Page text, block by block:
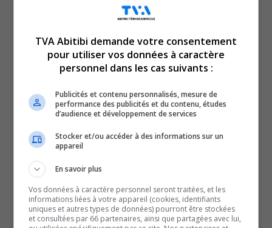
centimètres inclusivement pourront désormais être
la pêche, mais aussi l’abondance des géniteurs et des
jeunes dorés, explique le porte-parole de la direction
Bélanger.
Une nouvelle qui est bien accueillie par l’Association de
chasse et pêche de Val-d’Or.
Selon le président, Jacques Cormier, remettre les plus
gros spécimens à l’eau fait déjà partie intégrante de la
culture de la pêche sportive.
Une nouvelle réglementation qui ne découragerait
donc pas les amateurs de jeter leur ligne à l’eau.
TVA Abitibi demande votre consentement
pour utiliser vos données à caractère
personnel dans les cas suivants :
Publicités et contenu personnalisés, mesure de
performance des publicités et du contenu, études
d’audience et développement de services
Stocker et/ou accéder à des informations sur un
appareil
En savoir plus
Vos données à caractère personnel seront traitées, et les
informations liées à votre appareil (cookies, identifiants
uniques et autres types de données) pourront être stockées
et consultées par 66 partenaires, ainsi que partagées avec lui,